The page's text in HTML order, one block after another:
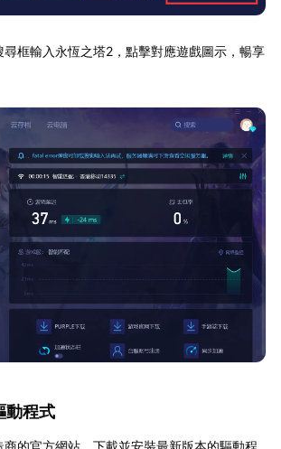
框輸入永恆之塔2，點擊對應遊戲圖示，暢享
動程式
的官方網站，下載並安裝最新版本的驅動程